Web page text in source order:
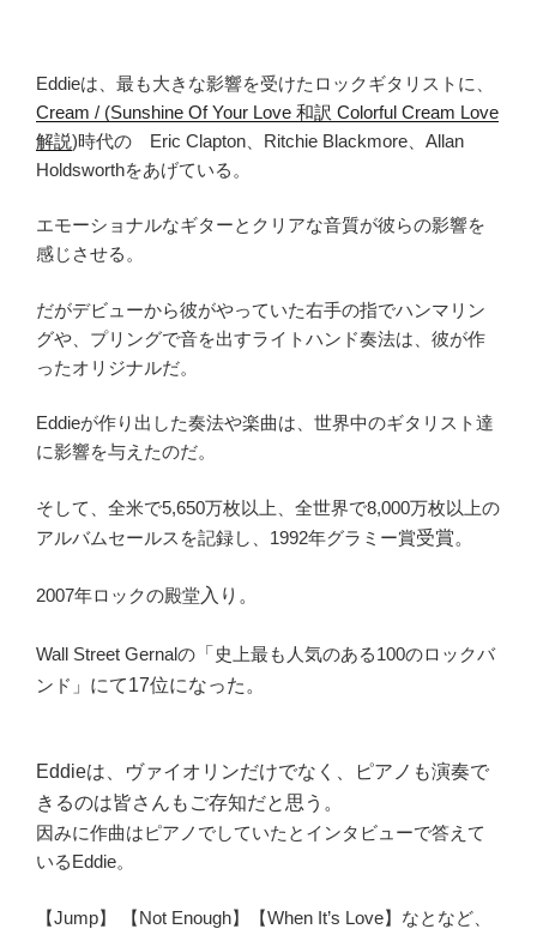
Eddieは、最も大きな影響を受けたロックギタリストに、
Cream / (Sunshine Of Your Love 和訳 Colorful Cream Love
解説)時代の Eric Clapton、Ritchie Blackmore、Allan
Holdsworthをあげている。
エモーショナルなギターとクリアな音質が彼らの影響を
感じさせる。
だがデビューから彼がやっていた右手の指でハンマリン
グや、プリングで音を出すライトハンド奏法は、彼が作
ったオリジナルだ。
Eddieが作り出した奏法や楽曲は、世界中のギタリスト達
に影響を与えたのだ。
そして、全米で5,650万枚以上、全世界で8,000万枚以上の
アルバムセールスを記録し、1992年グラミー賞受賞。
2007年ロックの殿堂入り。
Wall Street Gernalの 「 史上最も人気のある100のロックバ
ンド」 にて17位になった。
Eddieは、ヴァイオリンだけでなく、ピアノも演奏で
きるのは皆さんもご存知だと思う。
因みに作曲はピアノでしていたとインタビューで答えて
いるEddie。
【Jump】 【Not Enough】【When It’s Love】なとなど、